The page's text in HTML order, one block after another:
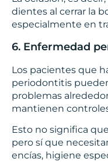
dientes al cerrar la
especialmente en
6. Enfermedad
Los pacientes que
periodontitis
problemas
mantienen
Esto no significa
pero sí que
encías, higiene